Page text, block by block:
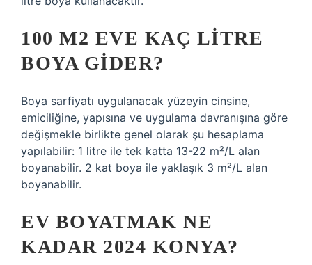
100 M2 EVE KAÇ LITRE
BOYA GIDER?
Boya sarfiyatı uygulanacak yüzeyin cinsine,
emiciliğine, yapısına ve uygulama davranışına göre
değişmekle birlikte genel olarak şu hesaplama
yapılabilir: 1 litre ile tek katta 13-22 m²/L alan
boyanabilir. 2 kat boya ile yaklaşık 3 m²/L alan
boyanabilir.
EV BOYATMAK NE
KADAR 2024 KONYA?